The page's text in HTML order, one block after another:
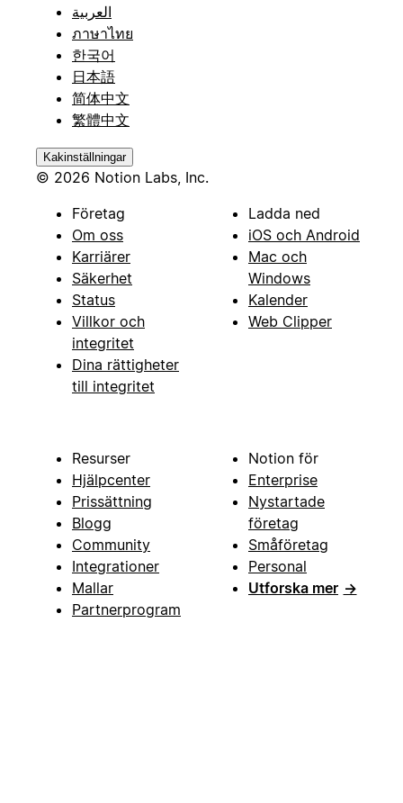
العربية
ภาษาไทย
한국어
日本語
简体中文
繁體中文
Kakinställningar
© 2026 Notion Labs, Inc.
Företag
Om oss
Karriärer
Säkerhet
Status
Villkor och
integritet
Dina rättigheter
till integritet
Ladda ned
iOS och Android
Mac och
Windows
Kalender
Web Clipper
Resurser
Hjälpcenter
Prissättning
Blogg
Community
Integrationer
Mallar
Partnerprogram
Notion för
Enterprise
Nystartade
företag
Småföretag
Personal
Utforska mer →